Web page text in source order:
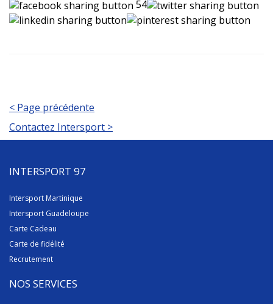
54
< Page précédente
Contactez Intersport >
INTERSPORT 97
Intersport Martinique
Intersport Guadeloupe
Carte Cadeau
Carte de fidélité
Recrutement
NOS SERVICES